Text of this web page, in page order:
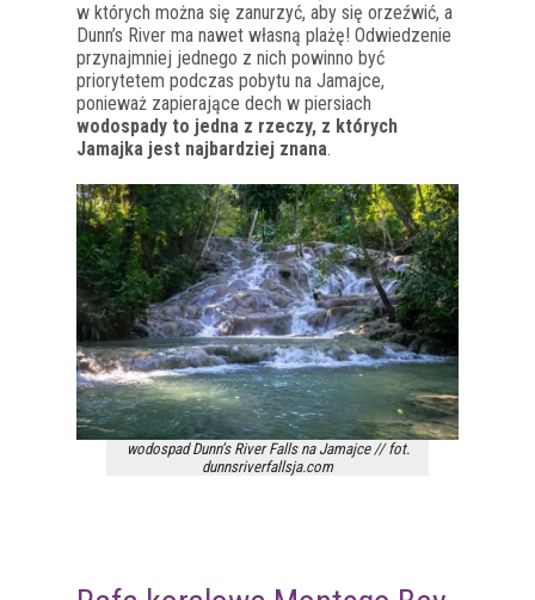
w których można się zanurzyć, aby się orzeźwić, a
Dunn’s River ma nawet własną plażę! Odwiedzenie
przynajmniej jednego z nich powinno być
priorytetem podczas pobytu na Jamajce,
ponieważ zapierające dech w piersiach
wodospady to jedna z rzeczy, z których
Jamajka jest najbardziej znana.
wodospad Dunn’s River Falls na Jamajce // fot.
dunnsriverfallsja.com